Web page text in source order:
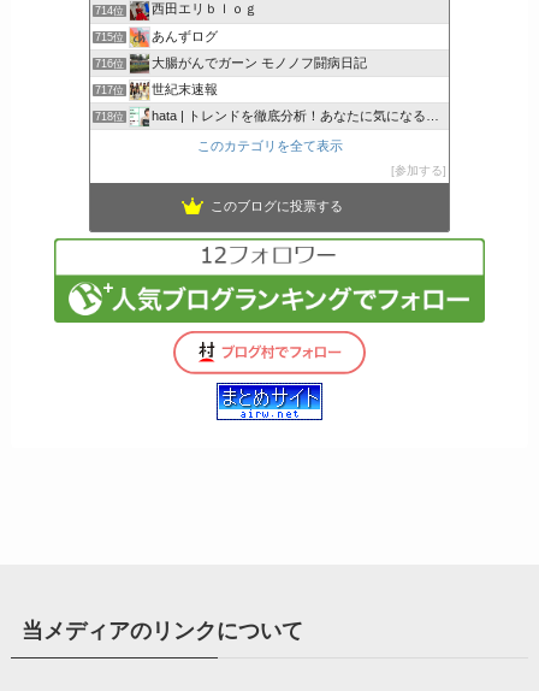
714位 西田エリｂｌｏｇ
715位 あんずログ
716位 大腸がんでガーン モノノフ闘病日記
717位 世紀末速報
718位 hata | トレンドを徹底分析！あなたに気になるここで解決
このカテゴリを全て表示
参加する
このブログに投票する
当メディアのリンクについて